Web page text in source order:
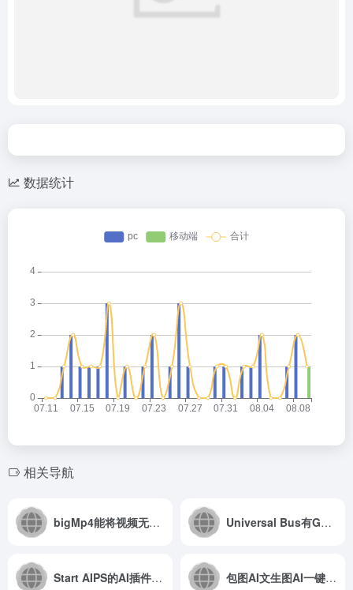
数据统计
相关导航
bigMp4能将视频无损高清放大的在线AI工具 Universal Bus有GPT、奈飞、PS等特价账号,9折优惠码：shejidaren
Start AIPS的AI插件，局部重绘/线稿上色等等AI功能 包图AI文生图AI一键生图